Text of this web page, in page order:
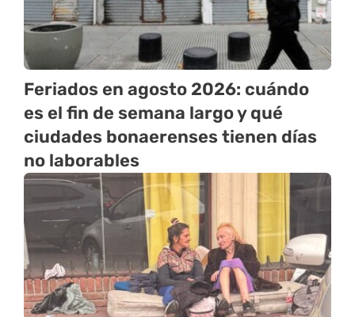
Feriados en agosto 2026: cuándo
es el fin de semana largo y qué
ciudades bonaerenses tienen días
no laborables